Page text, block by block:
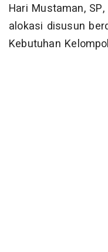
Hari Mustaman,
alokasi disusun
Kebutuhan